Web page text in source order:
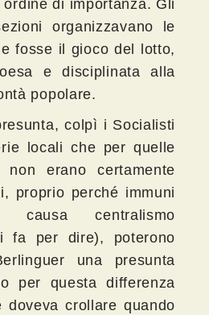
di importanza. Gli
organizzavano le
fosse il gioco del lotto,
e disciplinata alla
popolare.
colpì i Socialisti
locali che per quelle
non erano certamente
proprio perché immuni
causa centralismo
fa per dire), poterono
una presunta
per questa differenza
doveva crollare quando